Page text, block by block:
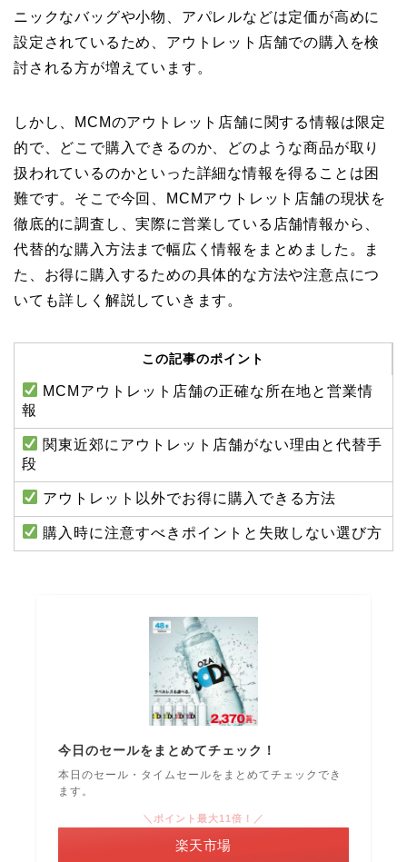
ニックなバッグや小物、アパレルなどは定価が高めに
設定されているため、アウトレット店舗での購入を検
討される方が増えています。
しかし、MCMのアウトレット店舗に関する情報は限定
的で、どこで購入できるのか、どのような商品が取り
扱われているのかといった詳細な情報を得ることは困
難です。そこで今回、MCMアウトレット店舗の現状を
徹底的に調査し、実際に営業している店舗情報から、
代替的な購入方法まで幅広く情報をまとめました。ま
た、お得に購入するための具体的な方法や注意点につ
いても詳しく解説していきます。
この記事のポイント
MCMアウトレット店舗の正確な所在地と営業情
報
関東近郊にアウトレット店舗がない理由と代替手
段
アウトレット以外でお得に購入できる方法
購入時に注意すべきポイントと失敗しない選び方
今日のセールをまとめてチェック！
本日のセール・タイムセールをまとめてチェックでき
ます。
＼ポイント最大11倍！／
楽天市場